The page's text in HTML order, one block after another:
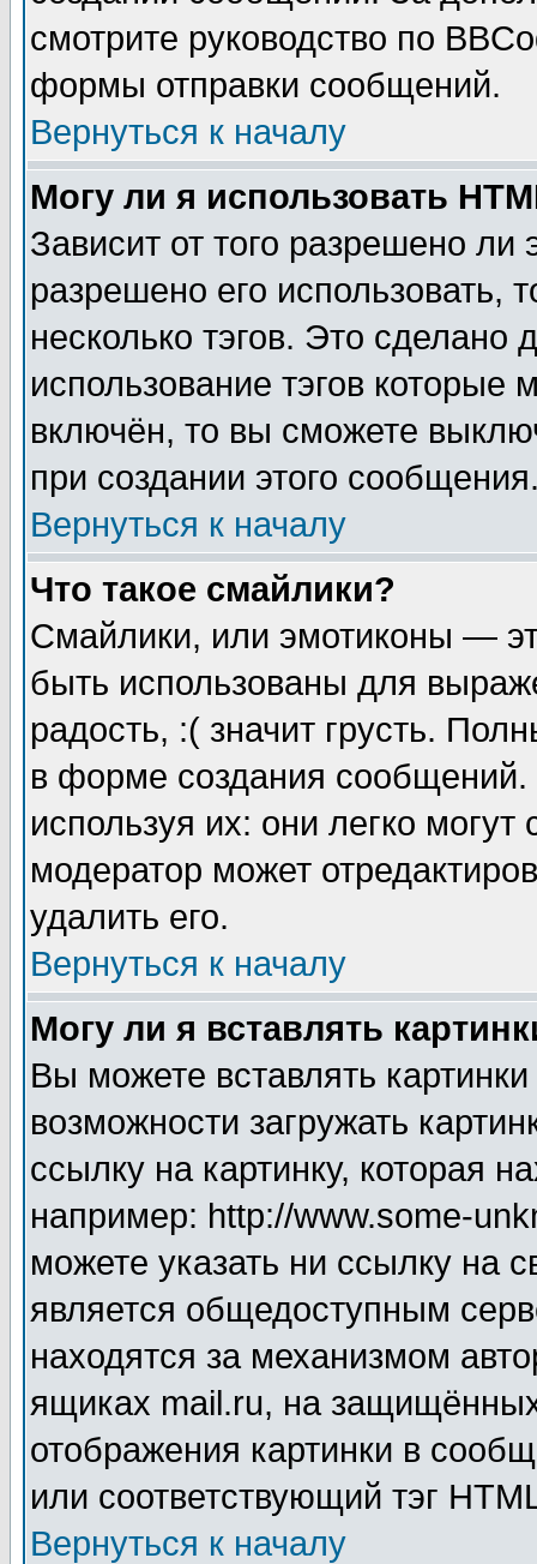
смотрите руководство по
формы отправки сообщений.
Вернуться к началу
Могу ли я использовать
Зависит от того разрешено
разрешено его использовать,
несколько тэгов. Это сделано
использование тэгов
включён, то вы сможете
при создании этого
Вернуться к началу
Что такое смайлики?
Смайлики, или эмотиконы —
быть использованы для
радость, :( значит грусть.
в форме создания сообщений.
используя их: они легко
модератор может
удалить его.
Вернуться к началу
Могу ли я вставлять
Вы можете вставлять
возможности загружать
ссылку на картинку, которая
например: http://www.some-
можете указать ни ссылку на
является общедоступным
находятся за механизмом
ящиках mail.ru, на
отображения картинки в
или соответствующий тэг
Вернуться к началу